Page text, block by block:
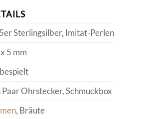
Sterlingsilber, Imitat-Perlen
5 mm
Paar Ohrstecker, Schmuckbox
, Bräute